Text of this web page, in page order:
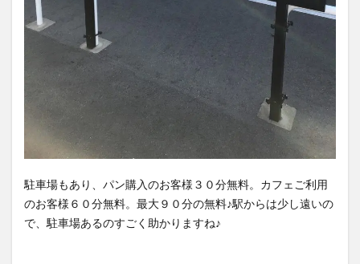
人気
り自
カレ
ーパ
ン
6
サニ
駐車場もあり、パン購入のお客様３０分無料。カフェご利用
のお客様６０分無料。最大９０分の無料♪駅からは少し遠いの
で、駐車場あるのすごく助かりますね♪